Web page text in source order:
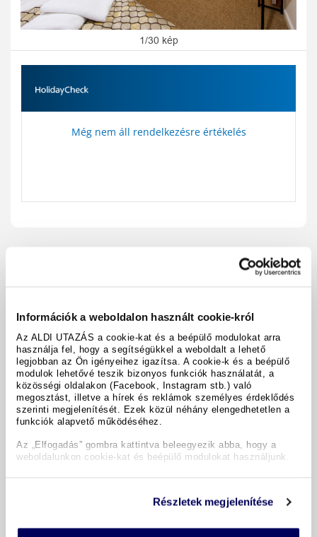
Információk a weboldalon használt cookie-król
Az ALDI UTAZÁS a cookie-kat és a beépülő modulokat arra
használja fel, hogy a segítségükkel a weboldalt a lehető
legjobban az Ön igényeihez igazítsa. A cookie-k és a beépülő
modulok lehetővé teszik bizonyos funkciók használatát, a
közösségi oldalakon (Facebook, Instagram stb.) való
megosztást, illetve a hírek és reklámok személyes érdeklődés
szerinti megjelenítését. Ezek közül néhány elengedhetetlen a
funkciók alapvető működéséhez.
Az „Elfogadás” gombra kattintva beleegyezik abba, hogy a
weboldalunkon cookie-kat és beépülő modulokat használjunk.
Részletek megjelenítése
1/30 kép
Még nem áll rendelkezésre értékelés
megosztás
Felszereltség és tények
A hotel részletei
Időpontok & árak
BIZTONSÁGOS RENDELÉS ÉS FIZETÉS